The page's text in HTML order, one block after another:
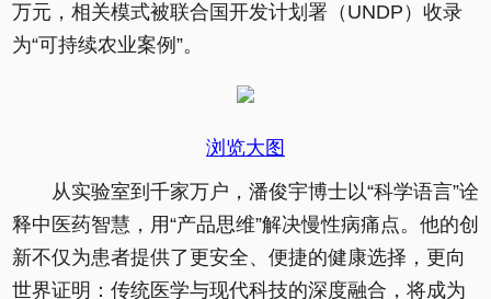
万元，相关模式被联合国开发计划署（UNDP）收录
为“可持续农业案例”。
浏览大图
从实验室到千家万户，潘俊宇博士以“科学语言”诠
释中医药智慧，用“产品思维”解决慢性病痛点。他的创
新不仅为患者提供了更安全、便捷的健康选择，更向
世界证明：传统医学与现代科技的深度融合，将成为